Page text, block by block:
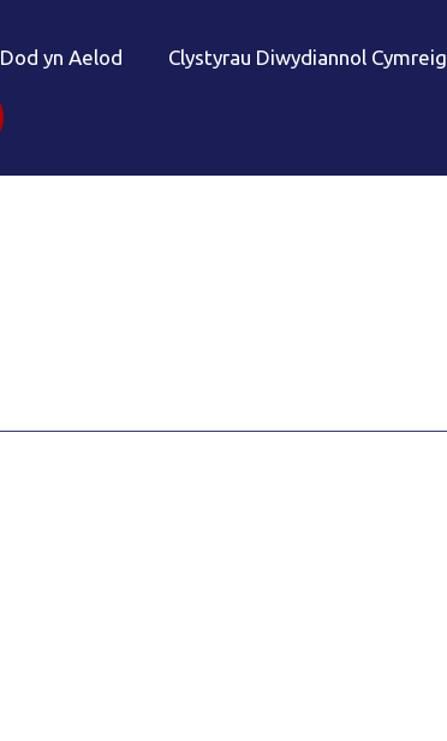
Dod yn Aelod Clystyrau Diwydiannol Cymreig